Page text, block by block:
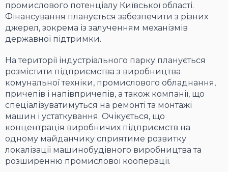
промислового потенціалу Київської області.
Фінансування планується забезпечити з різних
джерел, зокрема із залученням механізмів
державної підтримки.
На території індустріального парку планується
розмістити підприємства з виробництва
комунальної техніки, промислового обладнання,
причепів і напівпричепів, а також компанії, що
спеціалізуватимуться на ремонті та монтажі
машин і устаткування. Очікується, що
концентрація виробничих підприємств на
одному майданчику сприятиме розвитку
локалізації машинобудівного виробництва та
розширенню промислової кооперації.